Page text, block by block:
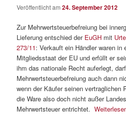
Veröffentlicht am24. September 2012
Zur Mehrwertsteuerbefreiung bei
Lieferung entschied der EuGH mit
273/11: Verkauft ein Händler waren in
Mitgliedsstaat der EU und erfüllt er
ihm das nationale Recht auferlegt,
Mehrwertsteuerbefreiung auch dann
wenn der Käufer seinen vertraglichen
die Ware also doch nicht außer
Mehrwertsteuer entrichtet.